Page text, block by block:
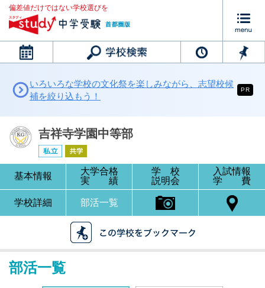
偏差値だけではない学校選びを
カレンダー
いろいろな学校の文化祭を楽しみながら、志望校候
補を絞り込もう！
PR
吉祥寺学園中等部
基本情報
大学合格
実 績
学 校
説明会
入試情報
学 費
学校詳細 部活一覧
部活一覧